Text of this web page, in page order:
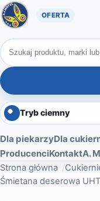
Oferta A. Motyl
Szukaj produktów
Tryb ciemny
Dla piekarzyDla
ProducenciKontaktA.
Strona główna
Śmietana deserowa